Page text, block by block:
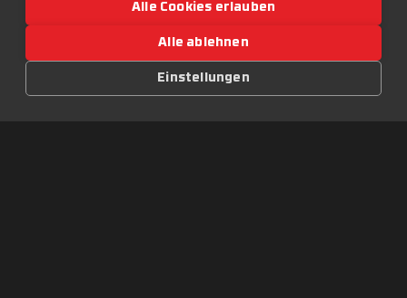
Alle Cookies erlauben
Alle ablehnen
Einstellungen
Rollin’ Smart
Booking